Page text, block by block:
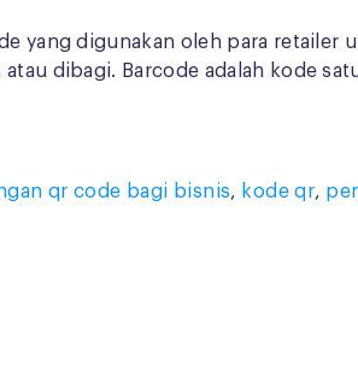
yang digunakan oleh para retailer
dibagi. Barcode adalah kode
qr code bagi bisnis, kode qr,